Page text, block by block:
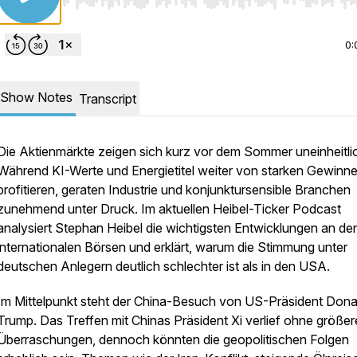
Show Notes Transcript
Aktienmärkte zeigen sich kurz vor dem Sommer
KI-Werte und Energietitel weiter von starken
geraten Industrie und konjunktursensible Branchen
unter Druck. Im aktuellen Heibel-Ticker Podcast
Stephan Heibel die wichtigsten Entwicklungen an
Börsen und erklärt, warum die Stimmung unter
Anlegern deutlich schlechter ist als in den USA.
Mittelpunkt steht der China-Besuch von US-Präsident
Das Treffen mit Chinas Präsident Xi verlief ohne
dennoch könnten die geopolitischen Folgen